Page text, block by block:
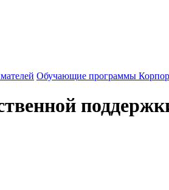
Обучающие программы